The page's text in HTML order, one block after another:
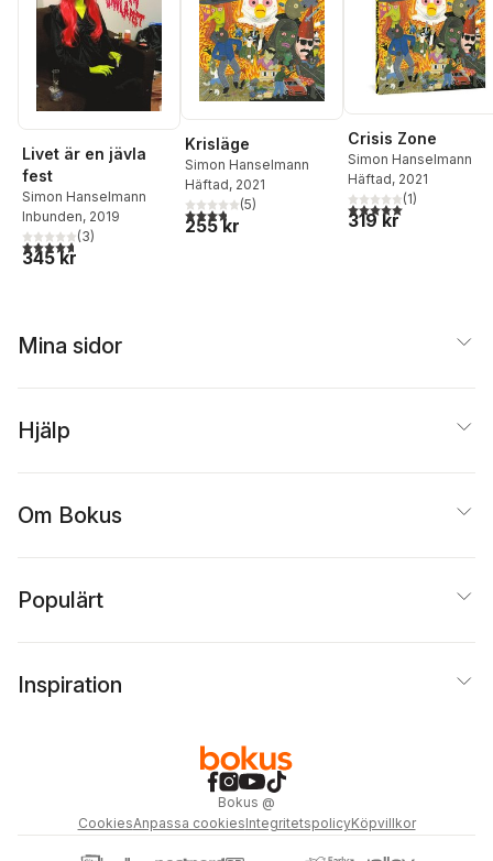
Livet är en jävla
fest
Simon Hanselmann
Inbunden, 2019
4,7utav 5 stjärnor. Totalt antal röster:
(3)
345 kr
Krisläge
Simon Hanselmann
Häftad, 2021
3,8utav 5 stjärnor. Totalt antal röster:
(5)
255 kr
Crisis Zone
Simon Hanselmann
Häftad, 2021
5,0utav 5 stjärnor.
(1)
319 kr
Mina sidor
Hjälp
Om Bokus
Populärt
Inspiration
Bokus @
CookiesAnpassa cookiesIntegritetspolicyKöpvillkor